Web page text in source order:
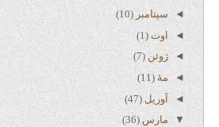
◄ سپتامبر (10)
◄ اوت (1)
◄ ژوئن (7)
◄ مهٔ (11)
◄ آوریل (47)
▼ مارس (36)